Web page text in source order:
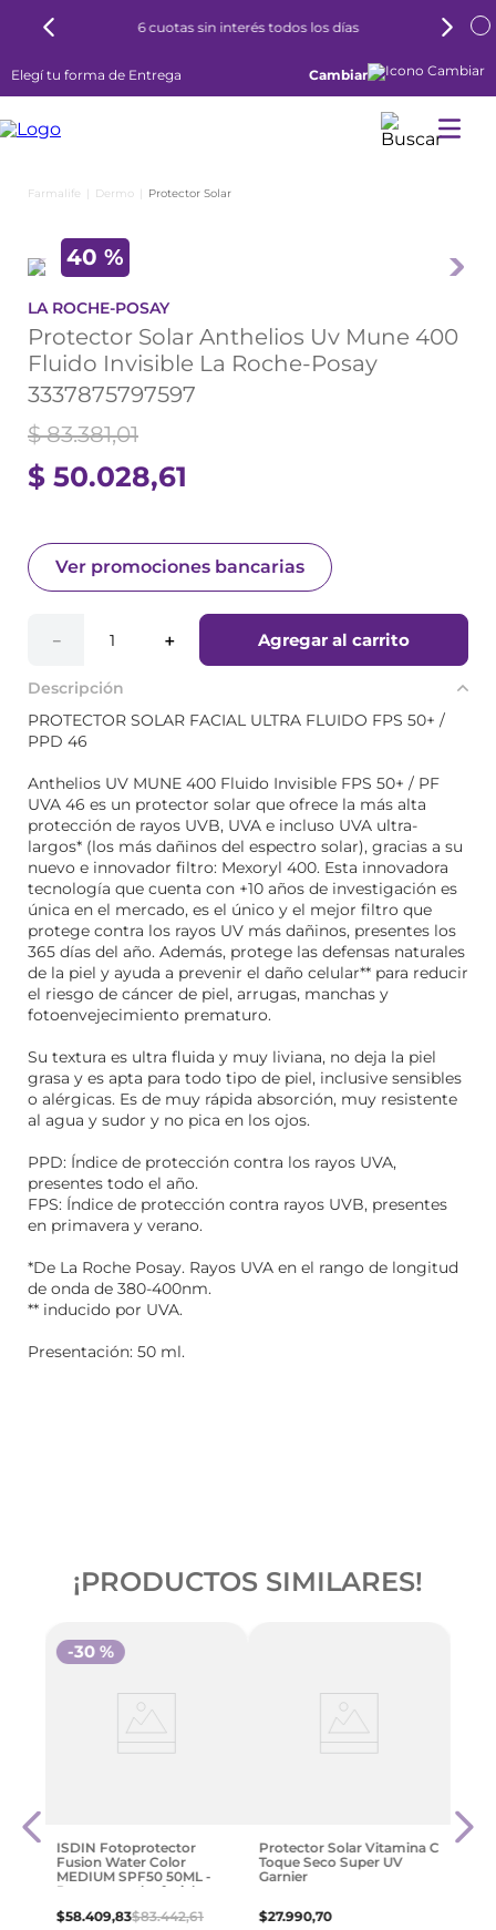
6 cuotas sin interés todos los días
Elegí tu forma de Entrega Cambiar
Dermo Protector Solar
40 %
LA ROCHE-POSAY
Protector Solar Anthelios Uv Mune 400
Fluido Invisible La Roche-Posay
3337875797597
$ 50.028,61
$ 83.381,01
Ver promociones bancarias
＋
－ Agregar al carrito
Descripción
PROTECTOR SOLAR FACIAL ULTRA FLUIDO FPS 50+ /
PPD 46
Anthelios UV MUNE 400 Fluido Invisible FPS 50+ / PF
UVA 46 es un protector solar que ofrece la más alta
protección de rayos UVB, UVA e incluso UVA ultra-
largos* (los más dañinos del espectro solar), gracias a su
nuevo e innovador filtro: Mexoryl 400. Esta innovadora
tecnología que cuenta con +10 años de investigación es
única en el mercado, es el único y el mejor filtro que
protege contra los rayos UV más dañinos, presentes los
365 días del año. Además, protege las defensas naturales
de la piel y ayuda a prevenir el daño celular** para reducir
el riesgo de cáncer de piel, arrugas, manchas y
fotoenvejecimiento prematuro.
Su textura es ultra fluida y muy liviana, no deja la piel
grasa y es apta para todo tipo de piel, inclusive sensibles
o alérgicas. Es de muy rápida absorción, muy resistente
al agua y sudor y no pica en los ojos.
PPD: Índice de protección contra los rayos UVA,
presentes todo el año.
FPS: Índice de protección contra rayos UVB, presentes
en primavera y verano.
*De La Roche Posay. Rayos UVA en el rango de longitud
de onda de 380-400nm.
** inducido por UVA.
Presentación: 50 ml.
¡PRODUCTOS SIMILARES!
ISDIN Fotoprotector
Fusion Water Color
MEDIUM SPF50 50ML -
Protector solar facial con
$58.409,83$83.442,61
-30 %
Protector Solar Vitamina C
Toque Seco Super UV
Garnier
$27.990,70
$